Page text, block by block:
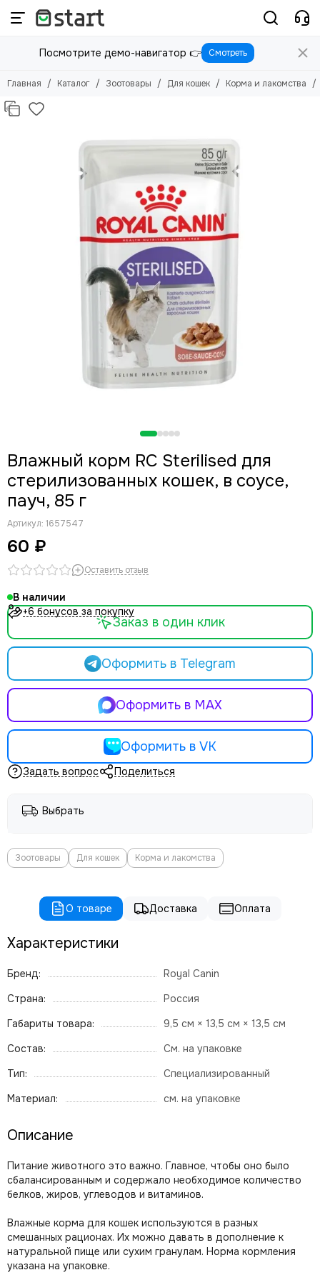
Зоотовары
Смотреть все товары
Для кошек
Для кошек
Смотреть все товары
Корма и лакомства
Посмотрите демо-навигатор 👉 Смотреть
Главная Каталог Зоотовары Для кошек Корма и лакомства
Влажный корм RC Sterilised для
стерилизованных кошек, в соусе,
пауч, 85 г
Артикул: 1657547
60 ₽
Оставить отзыв
В наличии
+6 бонусов за покупку
Оформить в Telegram
Оформить в MAX
Оформить в VK
Заказ в один клик
Задать вопрос Поделиться
Выбрать
Зоотовары Для кошек Корма и лакомства
О товаре Доставка Оплата
Характеристики
Бренд:
Royal Canin
Страна:
Россия
Габариты товара:
9,5 см × 13,5 см × 13,5 см
Состав:
См. на упаковке
Тип:
Специализированный
Материал:
см. на упаковке
Описание
Питание животного это важно. Главное, чтобы оно было
сбалансированным и содержало необходимое количество
белков, жиров, углеводов и витаминов.
Влажные корма для кошек используются в разных
смешанных рационах. Их можно давать в дополнение к
натуральной пище или сухим гранулам. Норма кормления
указана на упаковке.